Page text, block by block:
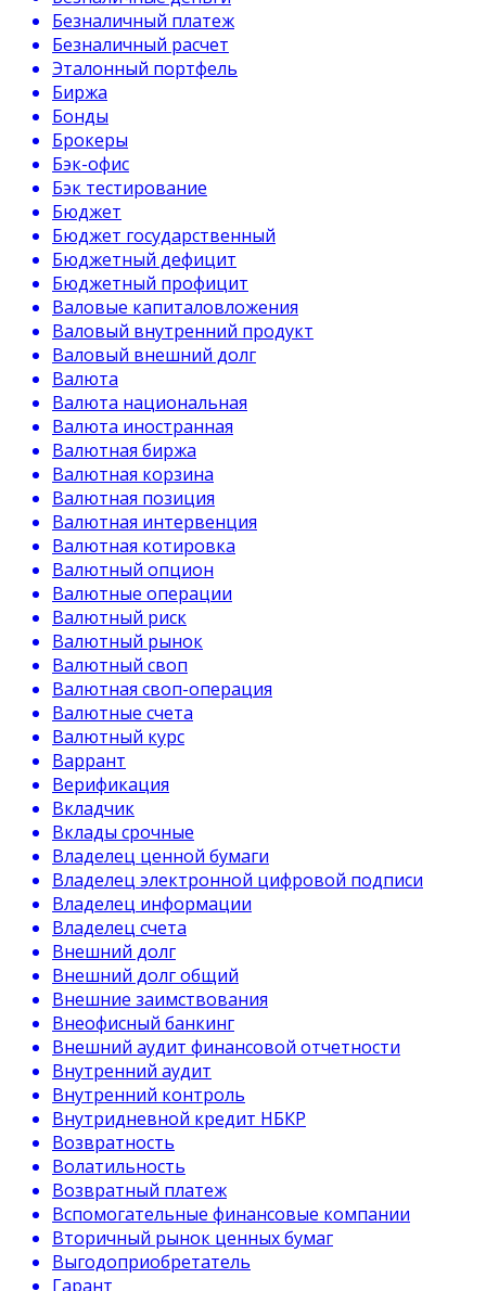
Безналичный платеж
Безналичный расчет
Эталонный портфель
Биржа
Бонды
Брокеры
Бэк-офис
Бэк тестирование
Бюджет
Бюджет государственный
Бюджетный дефицит
Бюджетный профицит
Валовые капиталовложения
Валовый внутренний продукт
Валовый внешний долг
Валюта
Валюта национальная
Валюта иностранная
Валютная биржа
Валютная корзина
Валютная позиция
Валютная интервенция
Валютная котировка
Валютный опцион
Валютные операции
Валютный риск
Валютный рынок
Валютный своп
Валютная своп-операция
Валютные счета
Валютный курс
Варрант
Верификация
Вкладчик
Вклады срочные
Владелец ценной бумаги
Владелец электронной цифровой подписи
Владелец информации
Владелец счета
Внешний долг
Внешний долг общий
Внешние заимствования
Внеофисный банкинг
Внешний аудит финансовой отчетности
Внутренний аудит
Внутренний контроль
Внутридневной кредит НБКР
Возвратность
Волатильность
Возвратный платеж
Вспомогательные финансовые компании
Вторичный рынок ценных бумаг
Выгодоприобретатель
Гарант